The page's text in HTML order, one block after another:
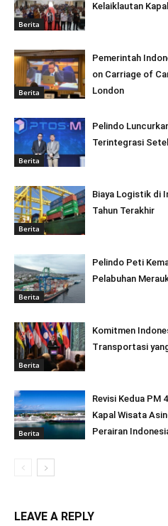
Berita
Kelaiklautan
Berita
Pemerintah
on Carriage of
London
Berita
Pelindo
Terintegrasi
Berita
Biaya Logistik di
Tahun Terakhir
Berita
Pelindo Peti
Pelabuhan
Berita
Komitmen
Transportasi
Berita
Revisi Kedua PM
Kapal Wisata
Perairan
LEAVE A REPLY